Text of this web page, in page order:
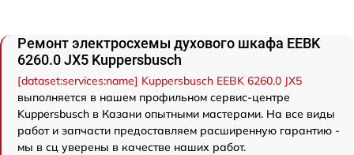
Ремонт электросхемы духового шкафа EEBK
6260.0 JX5 Kuppersbusch
[dataset:services:name] Kuppersbusch EEBK 6260.0 JX5
выполняется в нашем профильном сервис-центре
Kuppersbusch в Казани опытными мастерами. На все виды
работ и запчасти предоставляем расширенную гарантию -
мы в сц уверены в качестве наших работ.